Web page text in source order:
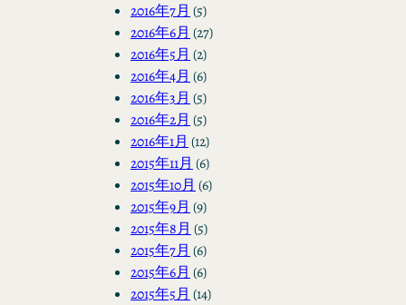
2016年7月 (5)
2016年6月 (27)
2016年5月 (2)
2016年4月 (6)
2016年3月 (5)
2016年2月 (5)
2016年1月 (12)
2015年11月 (6)
2015年10月 (6)
2015年9月 (9)
2015年8月 (5)
2015年7月 (6)
2015年6月 (6)
2015年5月 (14)